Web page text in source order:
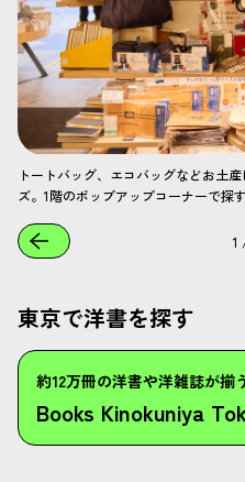
トートバッグ、エコバッグなどお土
ズ。1階のポップアップコーナーで探
1
東京で洋書を探す
約12万冊の洋書や洋雑誌が揃
Books Kinokuniya